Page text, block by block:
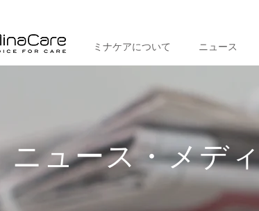
ミナケアについて ニュース
ニュース・メデ